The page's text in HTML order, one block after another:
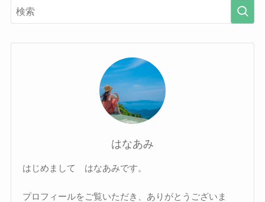
はなあみ
はじめまして はなあみです。
プロフィールをご覧いただき、ありがとうございま